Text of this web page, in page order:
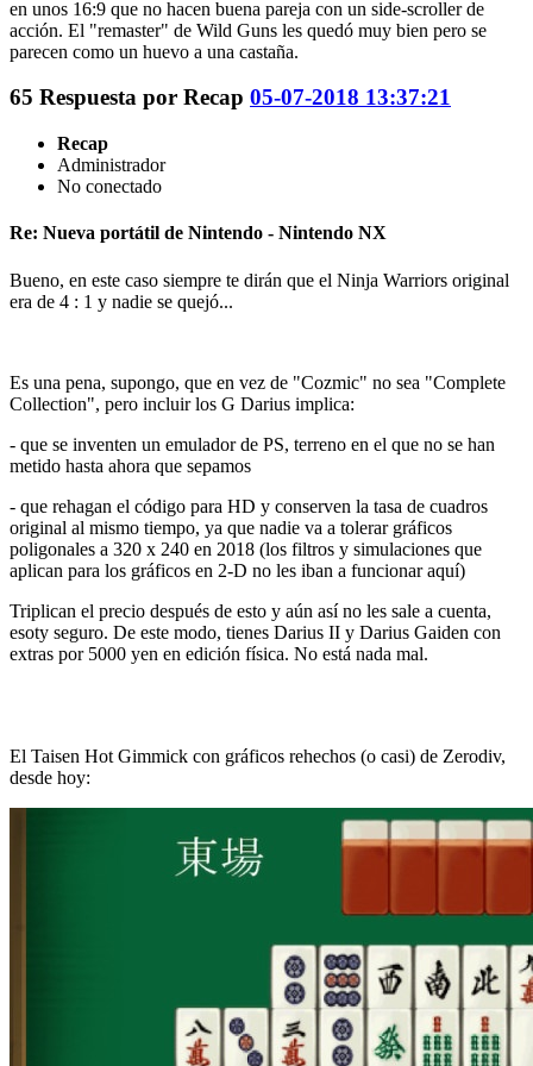
en unos 16:9 que no hacen buena pareja con un side-scroller de
acción. El "remaster" de Wild Guns les quedó muy bien pero se
parecen como un huevo a una castaña.
65 Respuesta por Recap 05-07-2018 13:37:21
Recap
Administrador
No conectado
Re: Nueva portátil de Nintendo - Nintendo NX
Bueno, en este caso siempre te dirán que el Ninja Warriors original
era de 4 : 1 y nadie se quejó...
Es una pena, supongo, que en vez de "Cozmic" no sea "Complete
Collection", pero incluir los G Darius implica:
- que se inventen un emulador de PS, terreno en el que no se han
metido hasta ahora que sepamos
- que rehagan el código para HD y conserven la tasa de cuadros
original al mismo tiempo, ya que nadie va a tolerar gráficos
poligonales a 320 x 240 en 2018 (los filtros y simulaciones que
aplican para los gráficos en 2-D no les iban a funcionar aquí)
Triplican el precio después de esto y aún así no les sale a cuenta,
esoty seguro. De este modo, tienes Darius II y Darius Gaiden con
extras por 5000 yen en edición física. No está nada mal.
El Taisen Hot Gimmick con gráficos rehechos (o casi) de Zerodiv,
desde hoy: